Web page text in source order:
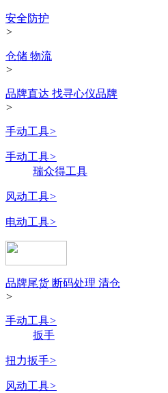
安全防护
>
仓储 物流
>
品牌直达 找寻心仪品牌
>
手动工具>
手动工具>
瑞众得工具
风动工具>
电动工具>
品牌尾货 断码处理 清仓
>
手动工具>
扳手
扭力扳手>
风动工具>